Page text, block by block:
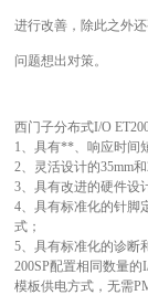
进行改善，除此之外
问题想出对策。
西门子分布式I/O
1、具有**、响应时间
2、灵活设计的35mm
3、具有改进的硬件设
4、具有标准化的针脚
式；
5、具有标准化的诊断
200SP配置相同数量
模板供电方式，无需